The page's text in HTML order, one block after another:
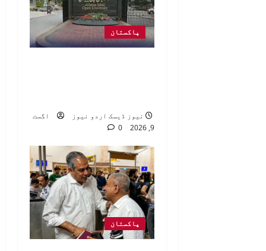
پاکستان
نیوز ڈیسک اردو نیوز
اگست
9, 2026
0
پاکستان